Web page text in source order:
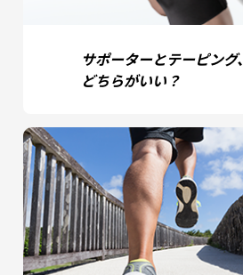
サポーターとテーピング、
どちらがいい？